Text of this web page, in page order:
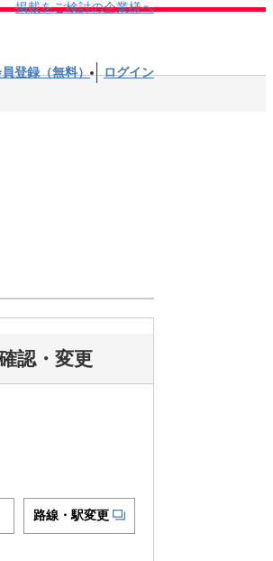
掲載をご検討の企業様へ
登録（無料） ログイン
認・変更
路線・駅変更